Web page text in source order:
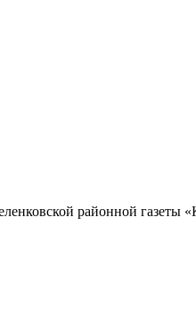
районной газеты